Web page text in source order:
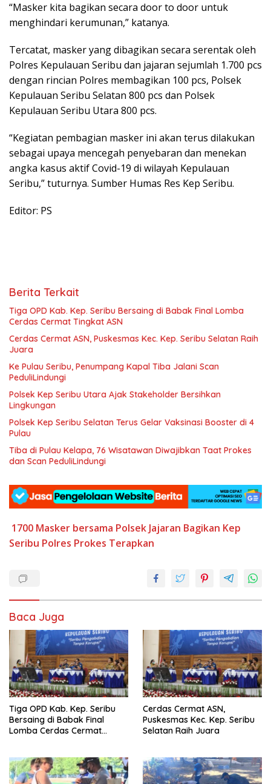
“Masker kita bagikan secara door to door untuk
menghindari kerumunan,” katanya.
Tercatat, masker yang dibagikan secara serentak oleh
Polres Kepulauan Seribu dan jajaran sejumlah 1.700 pcs
dengan rincian Polres membagikan 100 pcs, Polsek
Kepulauan Seribu Selatan 800 pcs dan Polsek
Kepulauan Seribu Utara 800 pcs.
“Kegiatan pembagian masker ini akan terus dilakukan
sebagai upaya mencegah penyebaran dan menekan
angka kasus aktif Covid-19 di wilayah Kepulauan
Seribu,” tuturnya. Sumber Humas Res Kep Seribu.
Editor: PS
Berita Terkait
Tiga OPD Kab. Kep. Seribu Bersaing di Babak Final Lomba
Cerdas Cermat Tingkat ASN
Cerdas Cermat ASN, Puskesmas Kec. Kep. Seribu Selatan Raih
Juara
Ke Pulau Seribu, Penumpang Kapal Tiba Jalani Scan
PeduliLindungi
Polsek Kep Seribu Utara Ajak Stakeholder Bersihkan
Lingkungan
Polsek Kep Seribu Selatan Terus Gelar Vaksinasi Booster di 4
Pulau
Tiba di Pulau Kelapa, 76 Wisatawan Diwajibkan Taat Prokes
dan Scan PeduliLindungi
1700 Masker bersama Polsek Jajaran Bagikan Kep
Seribu Polres Prokes Terapkan
Baca Juga
Tiga OPD Kab. Kep. Seribu
Bersaing di Babak Final
Lomba Cerdas Cermat
Cerdas Cermat ASN,
Puskesmas Kec. Kep. Seribu
Selatan Raih Juara